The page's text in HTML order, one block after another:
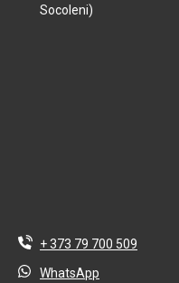
Socoleni)
+ 373 79 700 509
WhatsApp